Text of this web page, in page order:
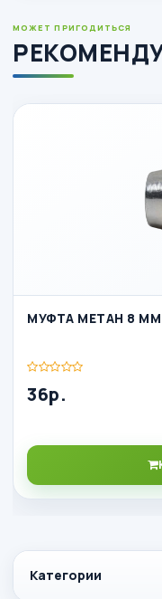
Категории
МОЖЕТ ПРИГОДИТЬСЯ
МУФТА МЕТАН 8 ММ
36р.